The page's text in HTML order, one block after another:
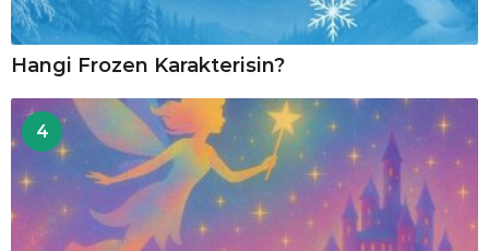
Hangi Frozen Karakterisin?
4